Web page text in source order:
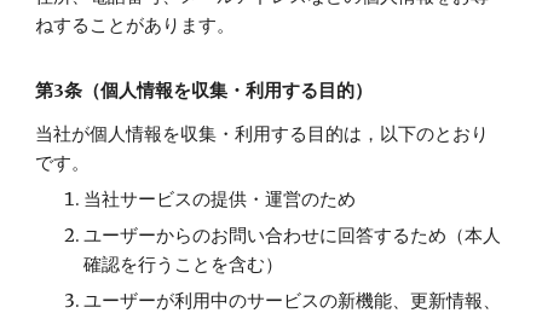
ねすることがあります。
第3条（個人情報を収集・利用する目的）
当社が個人情報を収集・利用する目的は，以下のとおり
です。
当社サービスの提供・運営のため
ユーザーからのお問い合わせに回答するため（本人
確認を行うことを含む）
ユーザーが利用中のサービスの新機能、更新情報、